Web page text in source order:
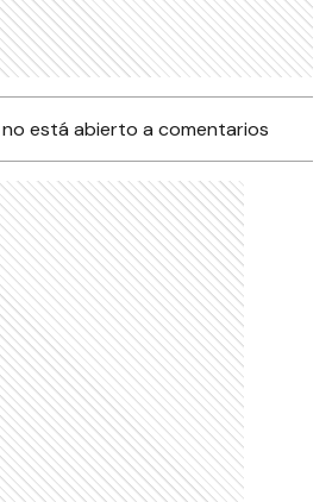
está abierto a comentarios